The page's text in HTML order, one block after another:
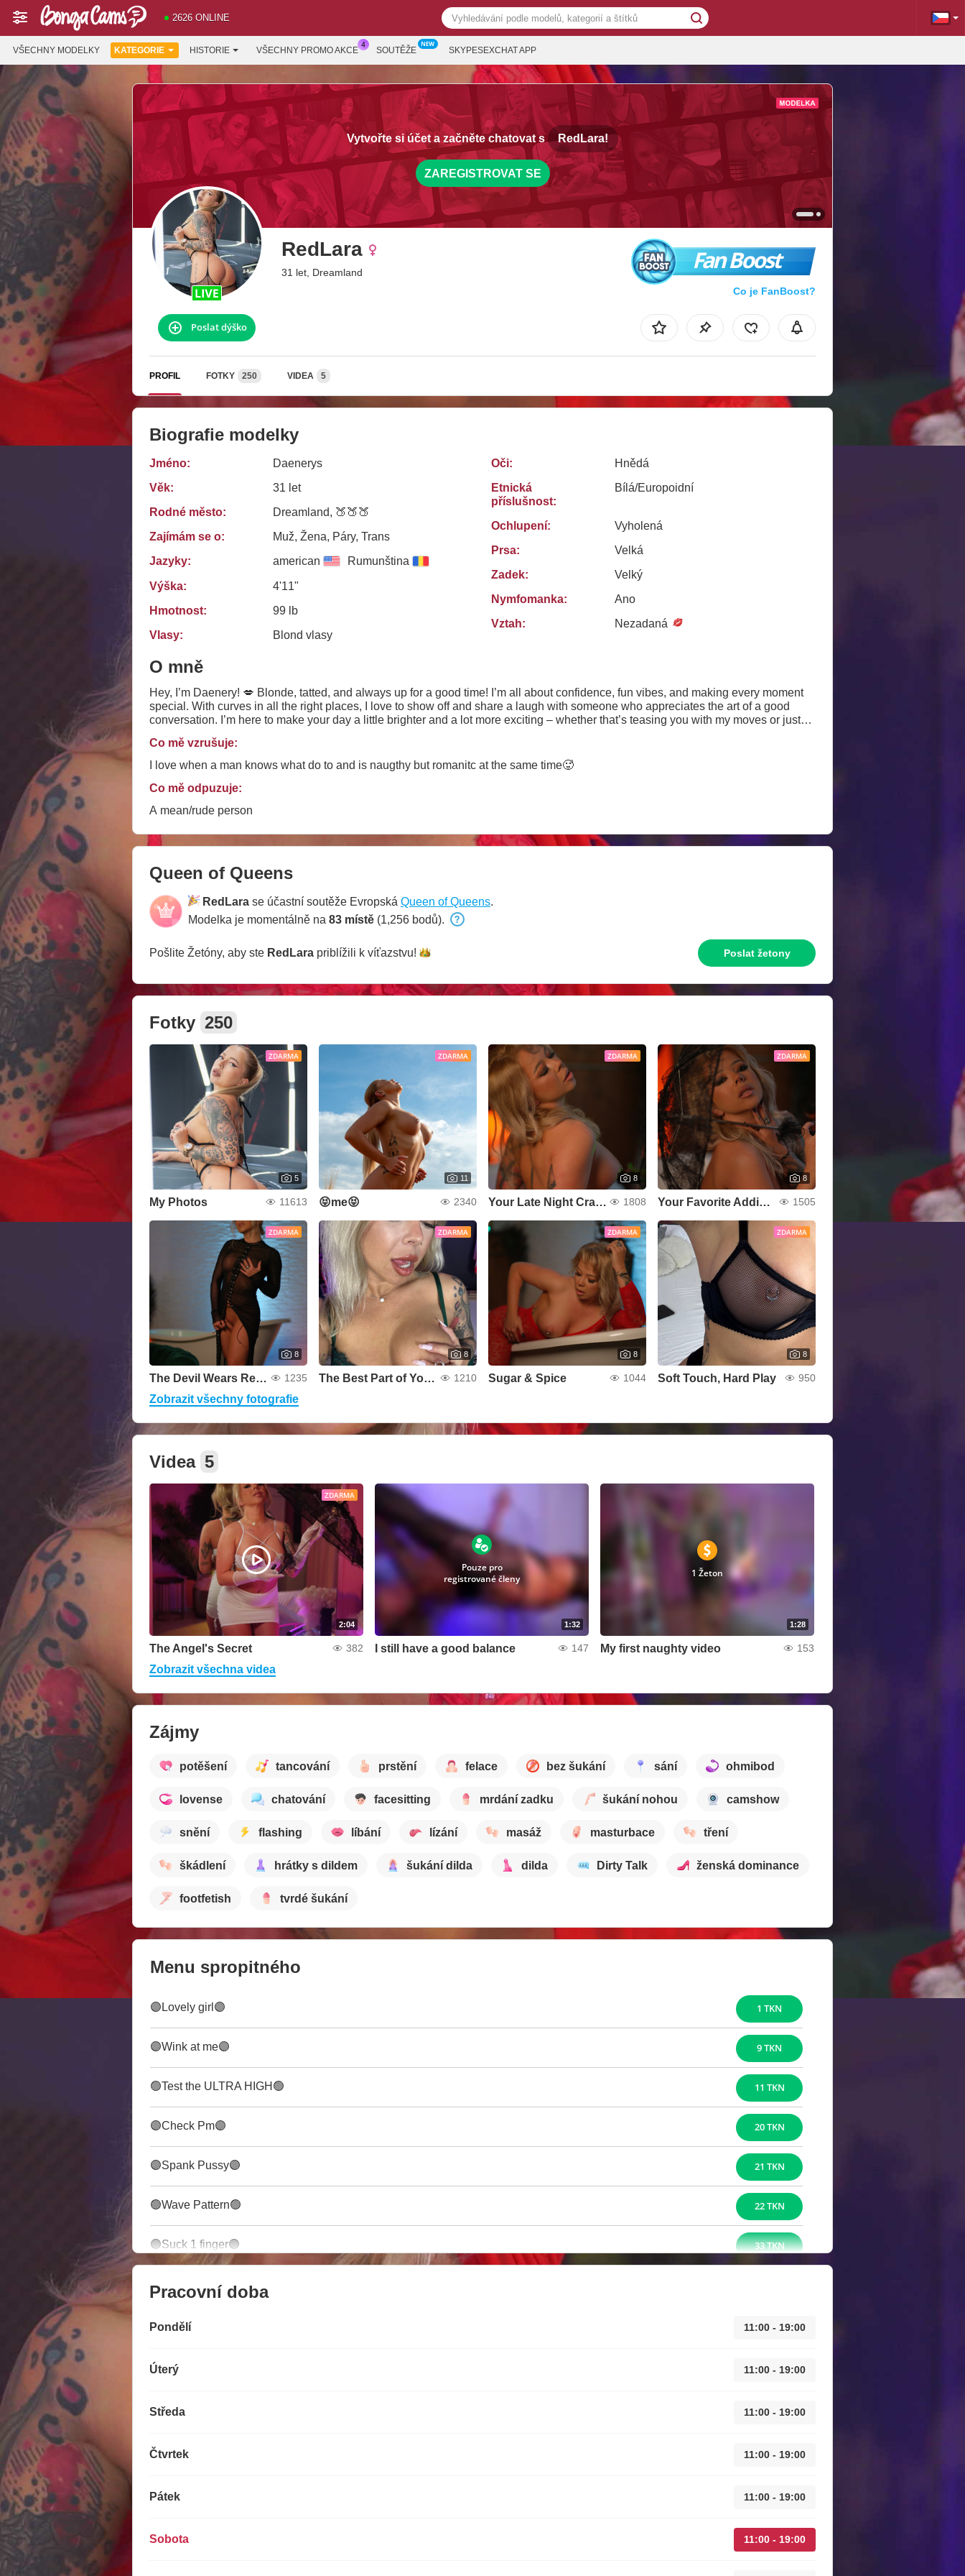
2626 ONLINE
VŠECHNY MODELKY KATEGORIE HISTORIE VŠECHNY PROMO AKCE SOUTĚŽE SKYPESEXCHAT APP
Vytvořte si účet a začněte chatovat s RedLara!
ZAREGISTROVAT SE
RedLara
31 let, Dreamland Fan Boost
Co je FanBoost?
Poslat dýško
PROFIL FOTKY 250 VIDEA 5
Biografie modelky
Jméno:
Daenerys
Věk:
31 let
Rodné město:
Dreamland, 🍑🍑🍑
Zajímám se o:
Muž, Žena, Páry, Trans
Jazyky:
american Rumunština
Výška:
4'11"
Hmotnost:
99 lb
Vlasy:
Blond vlasy
Oči:
Hnědá
Etnická
příslušnost:
Bílá/Europoidní
Ochlupení:
Vyholená
Prsa:
Velká
Zadek:
Velký
Nymfomanka:
Ano
Vztah:
Nezadaná
O mně
Hey, I’m Daenery! 💋 Blonde, tatted, and always up for a good time! I’m all about confidence, fun vibes, and making every moment
special. With curves in all the right places, I love to show off and share a laugh with someone who appreciates the art of a good
conversation. I’m here to make your day a little brighter and a lot more exciting – whether that’s teasing you with my moves or just
Co mě vzrušuje:
I love when a man knows what do to and is naugthy but romanitc at the same time🥵
Co mě odpuzuje:
A mean/rude person
Queen of Queens
RedLara se účastní soutěže Evropská Queen of Queens.
Modelka je momentálně na 83 místě (1,256 bodů).
Pošlite Žetóny, aby ste RedLara priblížili k víťazstvu! Poslat žetony
Fotky 250
ZDARMA
5
My Photos 11613
ZDARMA
11
😝me😝 2340
ZDARMA
8
Your Late Night Craving 1808
ZDARMA
8
Your Favorite Addiction 1505
ZDARMA
8
The Devil Wears Red Lace 1235
ZDARMA
8
The Best Part of Your Dream 1210
ZDARMA
8
Sugar & Spice 1044
ZDARMA
8
Soft Touch, Hard Play 950
Zobrazit všechny fotografie
Videa 5
ZDARMA
2:04
The Angel's Secret 382
1:32
Pouze pro
registrované členy
I still have a good balance 147
1:28
1 Žeton
My first naughty video 153
Zobrazit všechna videa
Zájmy
potěšení tancování prstění felace bez šukání sání ohmibod
lovense chatování facesitting mrdání zadku šukání nohou camshow
snění flashing líbání lízání masáž masturbace tření
škádlení hrátky s dildem šukání dilda dilda Dirty Talk ženská dominance
footfetish tvrdé šukání
Menu spropitného
🟣Lovely girl🟣 1 TKN
🟣Wink at me🟣 9 TKN
🟢Test the ULTRA HIGH🟢 11 TKN
🟣Check Pm🟣 20 TKN
🟣Spank Pussy🟣 21 TKN
🟢Wave Pattern🟢 22 TKN
🟣Suck 1 finger🟣 33 TKN
Pracovní doba
Pondělí 11:00 - 19:00
Úterý 11:00 - 19:00
Středa 11:00 - 19:00
Čtvrtek 11:00 - 19:00
Pátek 11:00 - 19:00
Sobota 11:00 - 19:00